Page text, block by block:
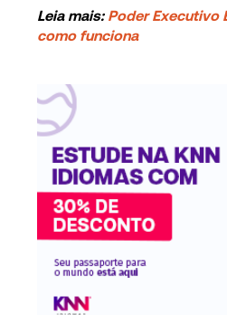
Leia mais: Poder Executivo
como funciona